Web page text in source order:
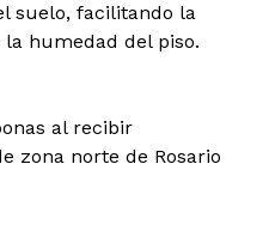
suelo, facilitando la
humedad del piso.
al recibir
zona norte de Rosario